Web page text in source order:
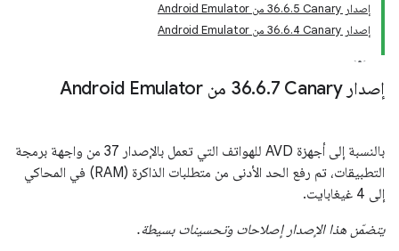
إصدار Canary‏ 36.6.5 من Android Emulator
إصدار Canary‏ 36.6.4 من Android Emulator
إصدار Canary‏ 36 .6.7 من Android Emulator
بالنسبة إلى أجهزة AVD للهواتف التي تعمل بالإصدار 37 من واجهة برمجة
التطبيقات، تم رفع الحد الأدنى من متطلبات الذاكرة (RAM) في المحاكي
إلى 4 غيغابايت.
يتضمّن هذا الإصدار إصلاحات وتحسينات بسيطة.